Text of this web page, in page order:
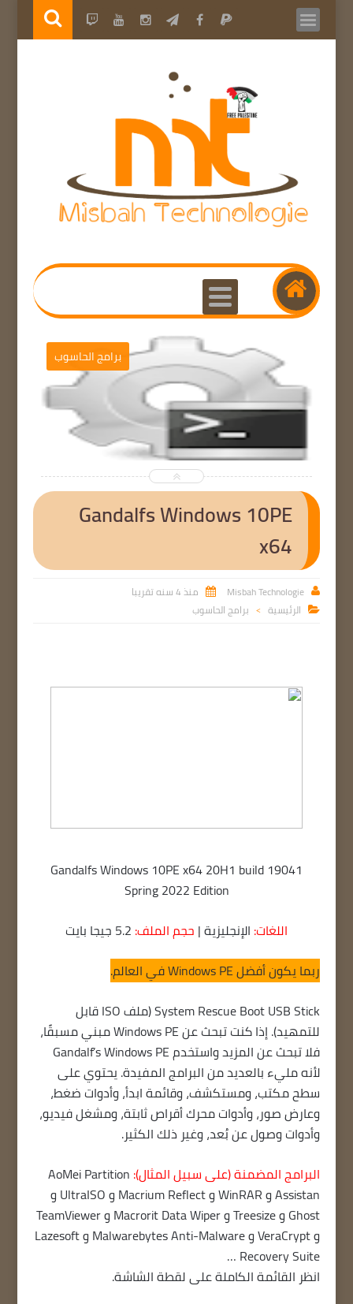
التصميم والمونطاج
Gandalfs Windows 10PE
x64

Misbah Technologie
 منذ 4 سنه تقريبا
 الرئيسية > برامج الحاسوب
Gandalfs Windows 10PE x64 20H1 build 19041
Spring 2022 Edition
اللغات: الإنجليزية | حجم الملف:
ربما يكون أفضل Windows PE في العالم.
System Rescue Boot USB Stick (ملف ISO قابل
للتمهيد). إذا كنت تبحث عن Windows PE مبني مسبقًا،
فلا تبحث عن المزيد واستخدم Gandalf’s Windows PE
لأنه مليء بالعديد من البرامج المفيدة. يحتوي على
سطح مكتب، ومستكشف، وقائمة ابدأ، وأدوات ضغط،
وعارض صور، وأدوات محرك أقراص ثابتة، ومشغل فيديو،
وأدوات وصول عن بُعد، وغير ذلك الكثير.
البرامج المضمنة (على سبيل المثال): AoMei Partition
Assistan و WinRAR و Macrium Reflect و UltraISO و
Ghost و Treesize و Macrorit Data Wiper و TeamViewer
و VeraCrypt و Malwarebytes Anti-Malware و Lazesoft
Recovery Suite …
انظر القائمة الكاملة على لقطة الشاشة.